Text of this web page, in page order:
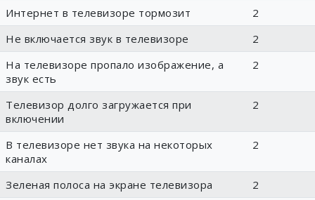
Интернет в телевизоре тормозит
2
Не включается звук в телевизоре
2
На телевизоре пропало изображение, а
звук есть
2
Телевизор долго загружается при
включении
2
В телевизоре нет звука на некоторых
каналах
2
Зеленая полоса на экране телевизора
2